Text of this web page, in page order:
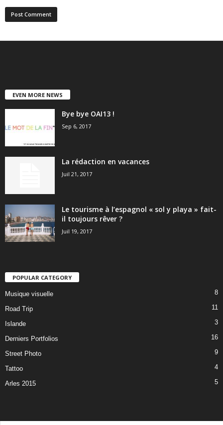
EVEN MORE NEWS
Bye bye OAI13 !
Sep 6, 2017
La rédaction en vacances
Juil 21, 2017
Le tourisme à l’espagnol « sol y playa » fait-
il toujours rêver ?
Juil 19, 2017
POPULAR CATEGORY
Musique visuelle 8
Road Trip 11
Islande 3
Derniers Portfolios 16
Street Photo 9
Tattoo 4
Arles 2015 5